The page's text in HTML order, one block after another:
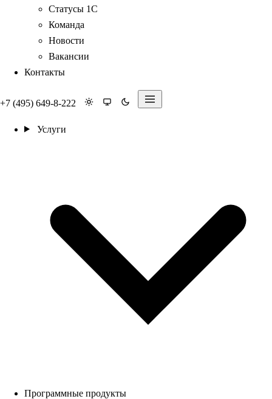
Статусы 1С
Команда
Новости
Вакансии
Контакты
+7 (495) 649-8-222
Услуги
Программные продукты